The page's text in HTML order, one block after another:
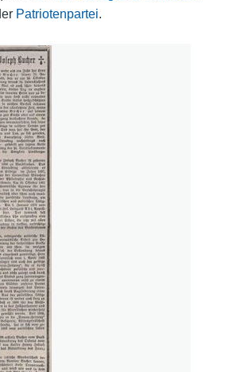
Patriotenpartei.